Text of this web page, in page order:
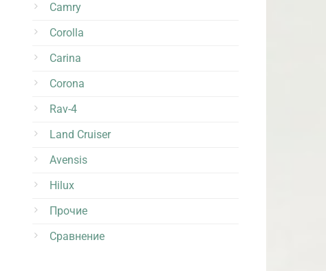
Camry
Corolla
Carina
Corona
Rav-4
Land Cruiser
Avensis
Hilux
Прочие
Сравнение